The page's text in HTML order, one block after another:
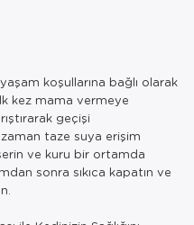
koşullarına bağlı olarak
kez mama vermeye
geçişi
taze suya erişim
ve kuru bir ortamda
sonra sıkıca kapatın ve